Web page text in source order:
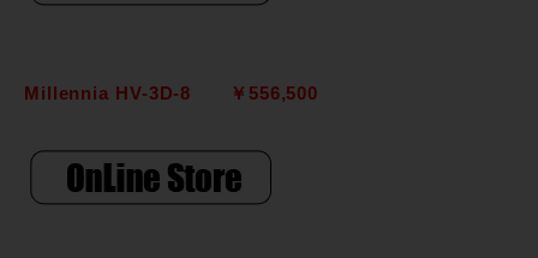
Millennia HV-3D-8 ￥556,500